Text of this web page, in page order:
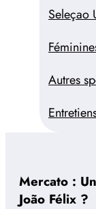
Seleçao
Autres
Mercato :
João Félix ?